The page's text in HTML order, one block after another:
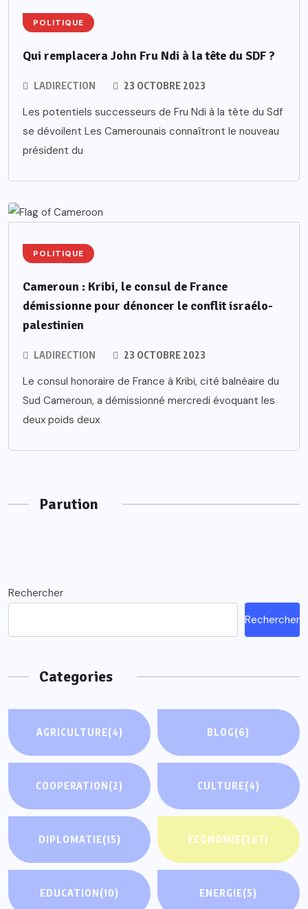
POLITIQUE
Qui remplacera John Fru Ndi à la tête du SDF ?
LADIRECTION 23 OCTOBRE 2023
Les potentiels successeurs de Fru Ndi à la tête du Sdf
se dévoilent Les Camerounais connaîtront le nouveau
président du
POLITIQUE
Cameroun : Kribi, le consul de France
démissionne pour dénoncer le conflit israélo-
palestinien
LADIRECTION 23 OCTOBRE 2023
Le consul honoraire de France à Kribi, cité balnéaire du
Sud Cameroun, a démissionné mercredi évoquant les
deux poids deux
Parution
Rechercher
Rechercher
Categories
AGRICULTURE(4) BLOG(6)
COOPERATION(2) CULTURE(4)
DIPLOMATIE(15) ECONOMIE(267)
EDUCATION(10) ENERGIE(5)